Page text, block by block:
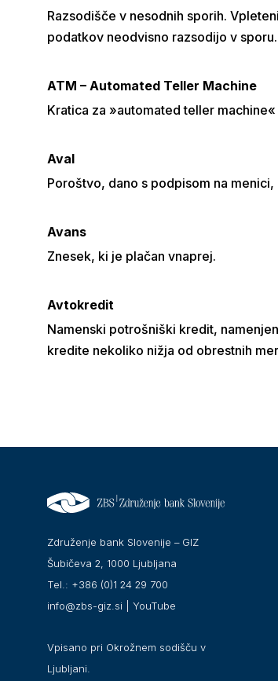
Razsodišče v nesodnih sporih.
podatkov neodvisno razsodijo v sporu.
ATM – Automated Teller Machine
Kratica za »automated teller
Aval
Poroštvo, dano s podpisom na
Avans
Znesek, ki je plačan vnaprej.
Avtokredit
Namenski potrošniški kredit,
kredite nekoliko nižja od obrestnih
Združenje bank Slovenije – GIZ
Šubičeva 2, 1000 Ljubljana
Tel.: +386 (0)1 24 29 700
info@zbs-giz.si |YouTube
Vpisano pri Okrožnem sodišču v
Ljubljani.